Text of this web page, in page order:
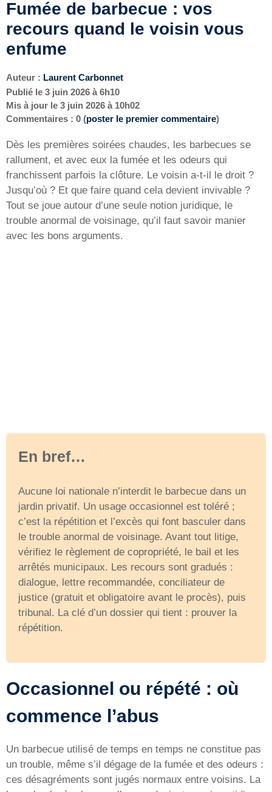
Fumée de barbecue : vos
recours quand le voisin vous
enfume
Auteur : Laurent Carbonnet
Publié le 3 juin 2026 à 6h10
Mis à jour le 3 juin 2026 à 10h02
Commentaires : 0 (poster le premier commentaire)
Dès les premières soirées chaudes, les barbecues se
rallument, et avec eux la fumée et les odeurs qui
franchissent parfois la clôture. Le voisin a-t-il le droit ?
Jusqu’où ? Et que faire quand cela devient invivable ?
Tout se joue autour d’une seule notion juridique, le
trouble anormal de voisinage, qu’il faut savoir manier
avec les bons arguments.
En bref…
Aucune loi nationale n’interdit le barbecue dans un
jardin privatif. Un usage occasionnel est toléré ;
c’est la répétition et l’excès qui font basculer dans
le trouble anormal de voisinage. Avant tout litige,
vérifiez le règlement de copropriété, le bail et les
arrêtés municipaux. Les recours sont gradués :
dialogue, lettre recommandée, conciliateur de
justice (gratuit et obligatoire avant le procès), puis
tribunal. La clé d’un dossier qui tient : prouver la
répétition.
Occasionnel ou répété : où
commence l’abus
Un barbecue utilisé de temps en temps ne constitue pas
un trouble, même s’il dégage de la fumée et des odeurs :
ces désagréments sont jugés normaux entre voisins. La